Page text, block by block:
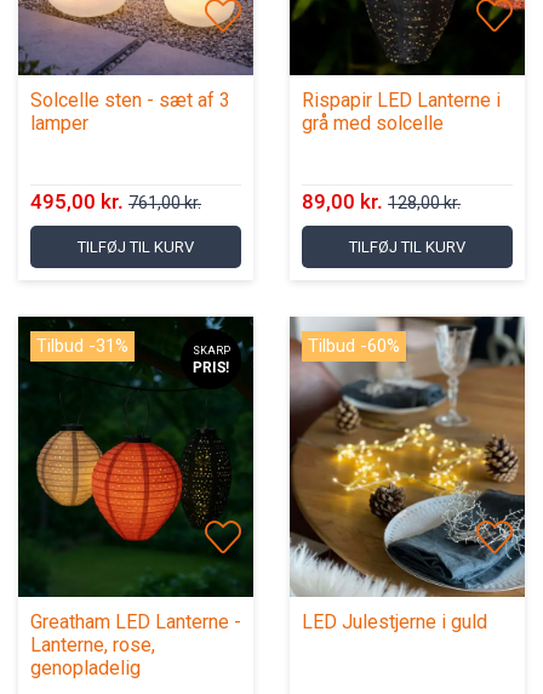
Solcelle sten - sæt af 3
lamper
495,00 kr. 761,00 kr.
TILFØJ TIL KURV
Rispapir LED Lanterne i
grå med solcelle
89,00 kr. 128,00 kr.
TILFØJ TIL KURV
SKARP
PRIS!
Tilbud -31%
Greatham LED Lanterne -
Lanterne, rose,
genopladelig
Tilbud -60%
LED Julestjerne i guld